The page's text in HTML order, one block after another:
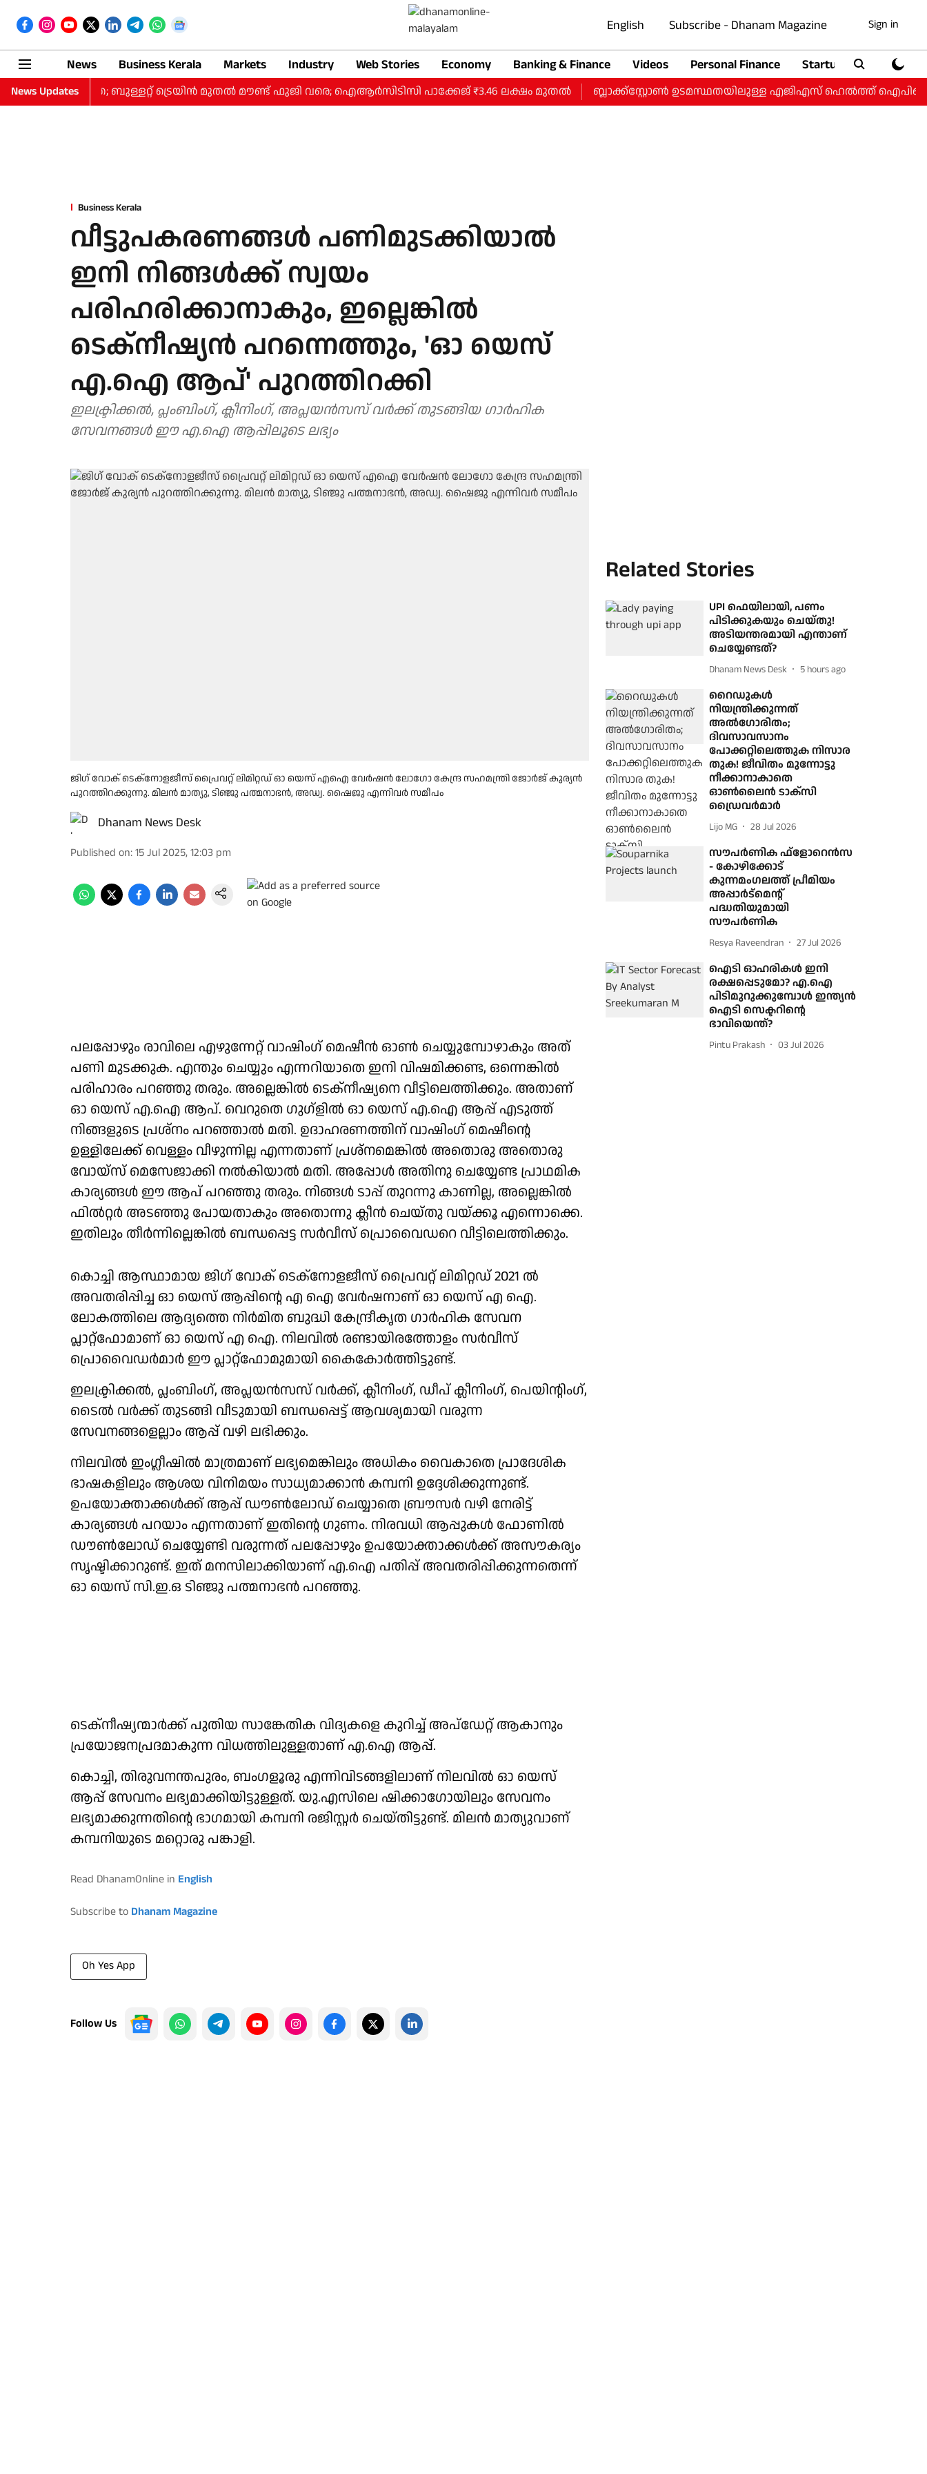
English Subscribe - Dhanam Magazine Sign in
News Business Kerala Markets Industry Web Stories Economy Banking & Finance Videos Personal Finance Startup
News Updatesയാത്ര; ബുള്ളറ്റ് ട്രെയിന്‍ മുതല്‍ മൗണ്ട് ഫുജി വരെ; ഐആര്‍സിടിസി പാക്കേജ് ₹3.46 ലക്ഷം മുതല്‍ ബ്ലാക്ക്‌സ്റ്റോൺ ഉടമസ്ഥതയിലുള്ള എജിഎസ് ഹെൽത്ത് ഐപിഒയ്ക്ക്;
Business Kerala
വീട്ടുപകരണങ്ങള്‍ പണിമുടക്കിയാല്‍
ഇനി നിങ്ങള്‍ക്ക് സ്വയം
പരിഹരിക്കാനാകും, ഇല്ലെങ്കില്‍
ടെക്‌നീഷ്യന്‍ പറന്നെത്തും, 'ഓ യെസ്
എ.ഐ ആപ്' പുറത്തിറക്കി
ഇലക്ട്രിക്കല്‍, പ്ലംബിംഗ്, ക്ലീനിംഗ്, അപ്ലയന്‍സസ് വര്‍ക്ക് തുടങ്ങിയ ഗാര്‍ഹിക
സേവനങ്ങള്‍ ഈ എ.ഐ ആപ്പിലൂടെ ലഭ്യം
ജിഗ് വോക് ടെക്നോളജീസ് പ്രൈവറ്റ് ലിമിറ്റഡ് ഓ യെസ് എഐ വേര്‍ഷന്‍ ലോഗോ കേന്ദ്ര സഹമന്ത്രി ജോര്‍ജ് കുര്യന്‍
പുറത്തിറക്കുന്നു. മിലന്‍ മാത്യു, ടിഞ്ജു പത്മനാഭന്‍, അഡ്വ. ഷൈജു എന്നിവര്‍ സമീപം
Dhanam News Desk
Published on:15 Jul 2025, 12:03 pm
പലപ്പോഴും രാവിലെ എഴുന്നേറ്റ് വാഷിംഗ് മെഷീന്‍ ഓണ്‍ ചെയ്യുമ്പോഴാകും അത്
പണി മുടക്കുക. എന്തും ചെയ്യും എന്നറിയാതെ ഇനി വിഷമിക്കണ്ട, ഒന്നെങ്കില്‍
പരിഹാരം പറഞ്ഞു തരും. അല്ലെങ്കില്‍ ടെക്‌നീഷ്യനെ വീട്ടിലെത്തിക്കും. അതാണ്
ഓ യെസ് എ.ഐ ആപ്. വെറുതെ ഗുഗ്‌ളില്‍ ഓ യെസ് എ.ഐ ആപ്പ് എടുത്ത്
നിങ്ങളുടെ പ്രശ്‌നം പറഞ്ഞാല്‍ മതി. ഉദാഹരണത്തിന് വാഷിംഗ് മെഷീന്റെ
ഉള്ളിലേക്ക് വെള്ളം വീഴുന്നില്ല എന്നതാണ് പ്രശ്‌നമെങ്കില്‍ അതൊരു അതൊരു
വോയ്‌സ് മെസേജാക്കി നല്‍കിയാല്‍ മതി. അപ്പോള്‍ അതിനു ചെയ്യേണ്ട പ്രാഥമിക
കാര്യങ്ങള്‍ ഈ ആപ് പറഞ്ഞു തരും. നിങ്ങള്‍ ടാപ്പ് തുറന്നു കാണില്ല, അല്ലെങ്കില്‍
ഫില്‍റ്റര്‍ അടഞ്ഞു പോയതാകും അതൊന്നു ക്ലീന്‍ ചെയ്തു വയ്ക്കൂ എന്നൊക്കെ.
ഇതിലും തീര്‍ന്നില്ലെങ്കില്‍ ബന്ധപ്പെട്ട സര്‍വീസ് പ്രൊവൈഡറെ വീട്ടിലെത്തിക്കും.
കൊച്ചി ആസ്ഥാമായ ജിഗ് വോക് ടെക്നോളജീസ് പ്രൈവറ്റ് ലിമിറ്റഡ് 2021 ല്‍
അവതരിപ്പിച്ച ഓ യെസ് ആപ്പിന്റെ എ ഐ വേര്‍ഷനാണ് ഓ യെസ് എ ഐ.
ലോകത്തിലെ ആദ്യത്തെ നിര്‍മിത ബുദ്ധി കേന്ദ്രീകൃത ഗാര്‍ഹിക സേവന
പ്ലാറ്റ്‌ഫോമാണ്‌ ഓ യെസ് എ ഐ. നിലവില്‍ രണ്ടായിരത്തോളം സര്‍വീസ്
പ്രൊവൈഡര്‍മാര്‍ ഈ പ്ലാറ്റ്‌ഫോമുമായി കൈകോര്‍ത്തിട്ടുണ്ട്.
ഇലക്ട്രിക്കല്‍, പ്ലംബിംഗ്, അപ്ലയന്‍സസ് വര്‍ക്ക്, ക്ലീനിംഗ്, ഡീപ് ക്ലീനിംഗ്, പെയിന്റിംഗ്,
ടൈല്‍ വര്‍ക്ക് തുടങ്ങി വീടുമായി ബന്ധപ്പെട്ട് ആവശ്യമായി വരുന്ന
സേവനങ്ങളെല്ലാം ആപ്പ് വഴി ലഭിക്കും.
നിലവില്‍ ഇംഗ്ലീഷില്‍ മാത്രമാണ് ലഭ്യമെങ്കിലും അധികം വൈകാതെ പ്രാദേശിക
ഭാഷകളിലും ആശയ വിനിമയം സാധ്യമാക്കാന്‍ കമ്പനി ഉദ്ദേശിക്കുന്നുണ്ട്.
ഉപയോക്താക്കള്‍ക്ക് ആപ്പ് ഡൗണ്‍ലോഡ് ചെയ്യാതെ ബ്രൗസര്‍ വഴി നേരിട്ട്
കാര്യങ്ങള്‍ പറയാം എന്നതാണ് ഇതിന്റെ ഗുണം. നിരവധി ആപ്പുകള്‍ ഫോണില്‍
ഡൗണ്‍ലോഡ് ചെയ്യേണ്ടി വരുന്നത് പലപ്പോഴും ഉപയോക്താക്കള്‍ക്ക് അസൗകര്യം
സൃഷ്ടിക്കാറുണ്ട്. ഇത് മനസിലാക്കിയാണ് എ.ഐ പതിപ്പ് അവതരിപ്പിക്കുന്നതെന്ന്
ഓ യെസ് സി.ഇ.ഒ ടിഞ്ജു പത്മനാഭന്‍ പറഞ്ഞു.
ടെക്‌നീഷ്യന്മാര്‍ക്ക് പുതിയ സാങ്കേതിക വിദ്യകളെ കുറിച്ച് അപ്‌ഡേറ്റ് ആകാനും
പ്രയോജനപ്രദമാകുന്ന വിധത്തിലുള്ളതാണ് എ.ഐ ആപ്പ്.
കൊച്ചി, തിരുവനന്തപുരം, ബംഗളൂരു എന്നിവിടങ്ങളിലാണ് നിലവില്‍ ഓ യെസ്
ആപ്പ് സേവനം ലഭ്യമാക്കിയിട്ടുള്ളത്. യു.എസിലെ ഷിക്കാഗോയിലും സേവനം
ലഭ്യമാക്കുന്നതിന്റെ ഭാഗമായി കമ്പനി രജിസ്റ്റര്‍ ചെയ്തിട്ടുണ്ട്. മിലന്‍ മാത്യുവാണ്
കമ്പനിയുടെ മറ്റൊരു പങ്കാളി.
Read DhanamOnline in English
Subscribe to Dhanam Magazine
Oh Yes App
Follow Us
Related Stories
UPI ഫെയിലായി, പണം
പിടിക്കുകയും ചെയ്തു!
അടിയന്തരമായി എന്താണ്
ചെയ്യേണ്ടത്?
Dhanam News Desk 5 hours ago
റൈഡുകള്‍
നിയന്ത്രിക്കുന്നത്
അല്‍ഗോരിതം;
ദിവസാവസാനം
പോക്കറ്റിലെത്തുക നിസാര
തുക! ജീവിതം മുന്നോട്ടു
നീക്കാനാകാതെ
ഓണ്‍ലൈന്‍ ടാക്സി
ഡ്രൈവര്‍മാര്‍
Lijo MG 28 Jul 2026
സൗപര്‍ണിക ഫ്‌ളോറെന്‍സ
- കോഴിക്കോട്
കുന്നമംഗലത്ത് പ്രീമിയം
അപ്പാര്‍ട്‌മെന്റ്
പദ്ധതിയുമായി
സൗപര്‍ണിക
Resya Raveendran 27 Jul 2026
ഐടി ഓഹരികൾ ഇനി
രക്ഷപ്പെടുമോ? എ.ഐ
പിടിമുറുക്കുമ്പോൾ ഇന്ത്യൻ
ഐടി സെക്ടറിന്റെ
ഭാവിയെന്ത്?
Pintu Prakash 03 Jul 2026